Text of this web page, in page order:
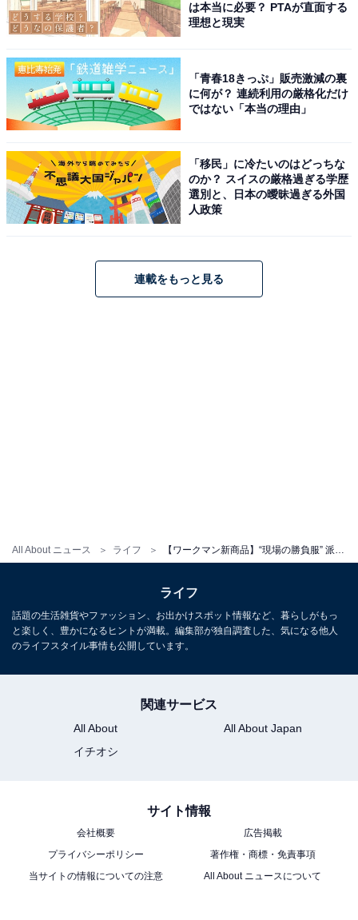
All About ニュース ライフ
は本当に必要？ PTAが直面する
理想と現実
「青春18きっぷ」販売激減の裏
に何が？ 連続利用の厳格化だけ
ではない「本当の理由」
「移民」に冷たいのはどっちな
のか？ スイスの厳格過ぎる学歴
選別と、日本の曖昧過ぎる外国
人政策
連載をもっと見る
ライフ
話題の生活雑貨やファッション、お出かけスポット情報など、暮らしがもっ
と楽しく、豊かになるヒントが満載。編集部が独自調査した、気になる他人
のライフスタイル事情も公開しています。
関連サービス
All About
All About Japan
イチオシ
サイト情報
会社概要
広告掲載
プライバシーポリシー
著作権・商標・免責事項
当サイトの情報についての注意
All About ニュースについて